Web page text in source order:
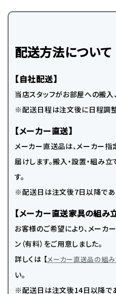
配送方法について
【自社配送】
当店スタッフがお部屋への搬入
※配送日程は注文後に日程調整
【メーカー直送】
メーカー直送品は、メーカー
届けします。搬入・設置・組み
す。
※配送日は注文後7日以降であ
【メーカー直送家具の組み
お客様のご希望により、メーカ
ン（有料）をご用意しました。
詳しくは 【メーカー直送品の組み
い。
※配送日は注文後14日以降で